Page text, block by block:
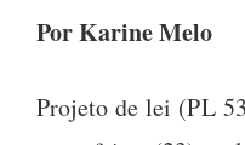
Por Karine Melo
Projeto de lei (PL